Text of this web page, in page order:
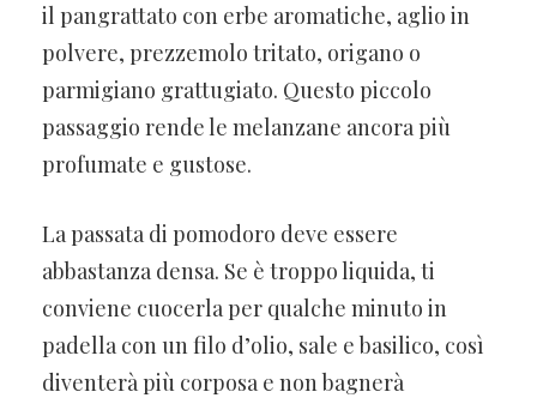
il pangrattato con erbe aromatiche, aglio in
polvere, prezzemolo tritato, origano o
parmigiano grattugiato. Questo piccolo
passaggio rende le melanzane ancora più
profumate e gustose.
La passata di pomodoro deve essere
abbastanza densa. Se è troppo liquida, ti
conviene cuocerla per qualche minuto in
padella con un filo d’olio, sale e basilico, così
diventerà più corposa e non bagnerà